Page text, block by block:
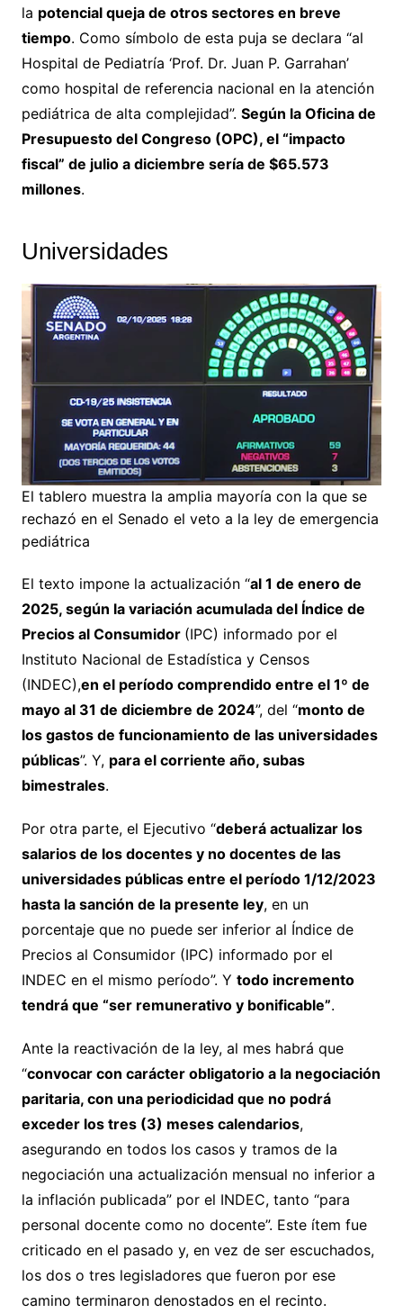
la potencial queja de otros sectores en breve
tiempo. Como símbolo de esta puja se declara “al
Hospital de Pediatría ‘Prof. Dr. Juan P. Garrahan’
como hospital de referencia nacional en la atención
pediátrica de alta complejidad”. Según la Oficina de
Presupuesto del Congreso (OPC), el “impacto
fiscal” de julio a diciembre sería de $65.573
millones.
Universidades
El tablero muestra la amplia mayoría con la que se
rechazó en el Senado el veto a la ley de emergencia
pediátrica
El texto impone la actualización “al 1 de enero de
2025, según la variación acumulada del Índice de
Precios al Consumidor (IPC) informado por el
Instituto Nacional de Estadística y Censos
(INDEC),en el período comprendido entre el 1º de
mayo al 31 de diciembre de 2024”, del “monto de
los gastos de funcionamiento de las universidades
públicas”. Y, para el corriente año, subas
bimestrales.
Por otra parte, el Ejecutivo “deberá actualizar los
salarios de los docentes y no docentes de las
universidades públicas entre el período 1/12/2023
hasta la sanción de la presente ley, en un
porcentaje que no puede ser inferior al Índice de
Precios al Consumidor (IPC) informado por el
INDEC en el mismo período”. Y todo incremento
tendrá que “ser remunerativo y bonificable”.
Ante la reactivación de la ley, al mes habrá que
“convocar con carácter obligatorio a la negociación
paritaria, con una periodicidad que no podrá
exceder los tres (3) meses calendarios,
asegurando en todos los casos y tramos de la
negociación una actualización mensual no inferior a
la inflación publicada” por el INDEC, tanto “para
personal docente como no docente”. Este ítem fue
criticado en el pasado y, en vez de ser escuchados,
los dos o tres legisladores que fueron por ese
camino terminaron denostados en el recinto.